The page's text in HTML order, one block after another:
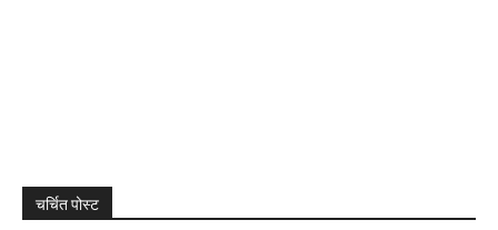
चर्चित पोस्ट